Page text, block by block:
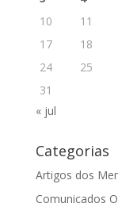
10
11
17
18
24
25
31
« jul
Categorias
Artigos dos
Comunicados